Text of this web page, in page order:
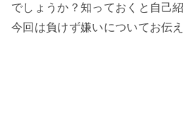
でしょうか？知っておくと自己
今回は負けず嫌いについてお伝え